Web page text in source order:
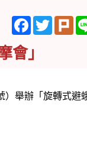
Facebook
Twitter
會」
）舉辦「旋轉式避